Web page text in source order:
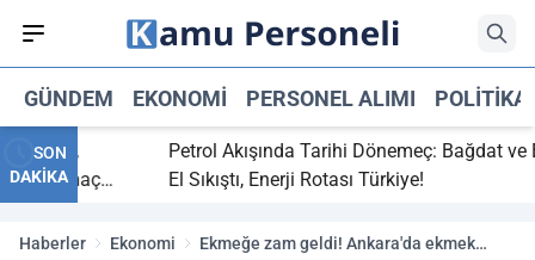
GÜNDEM EKONOMI PERSONEL ALIMI POLITIKA
SON
DAKİKA
bitti,
maç
Petrol Akışında Tarihi Dönemeç: Bağdat ve Erbil
El Sıkıştı, Enerji Rotası Türkiye!
Haberler Ekonomi
Ekmeğe zam geldi! Ankara'da ekmek